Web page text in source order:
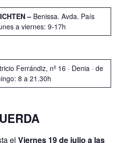
– Benissa. Avda. País
a viernes: 9-17h
Ferrándiz, nº 16 · Denia · de
8 a 21.30h
el Viernes 19 de julio a las